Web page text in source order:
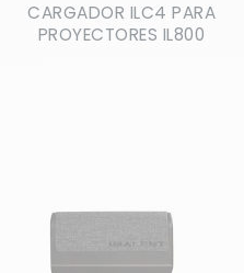
CARGADOR ILC4 PARA
PROYECTORES IL800